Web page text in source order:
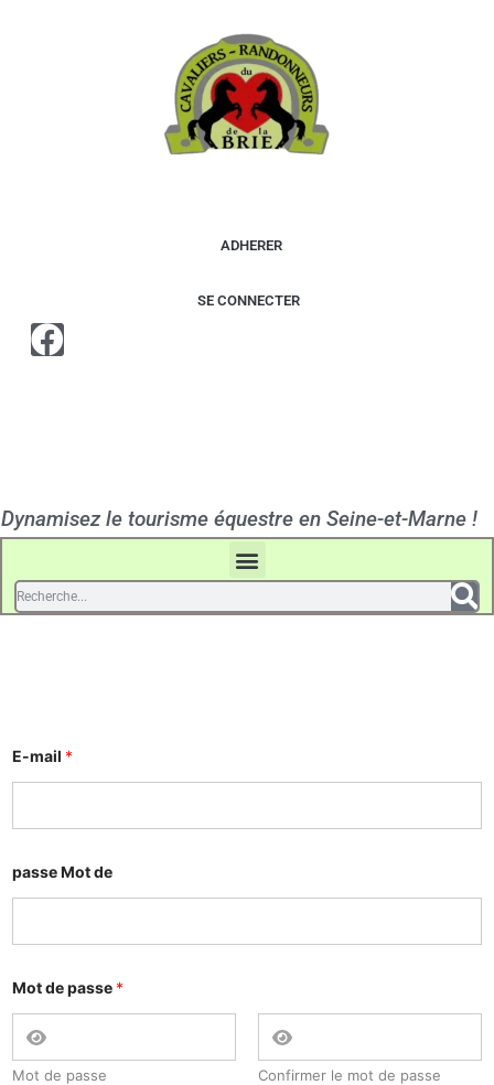
ADHERER
SE CONNECTER
Dynamisez le tourisme équestre en Seine-et-Marne !
E-mail *
passe Mot de
Mot de passe *
Mot de passe Confirmer le mot de passe